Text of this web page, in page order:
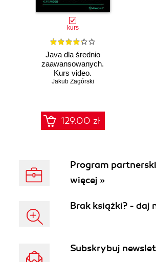
kurs
Java dla średnio
zaawansowanych.
Kurs video.
Tworzenie
Jakub Zagórski
129.00 zł
Program
więcej »
Brak książki? - daj
Subskrybuj